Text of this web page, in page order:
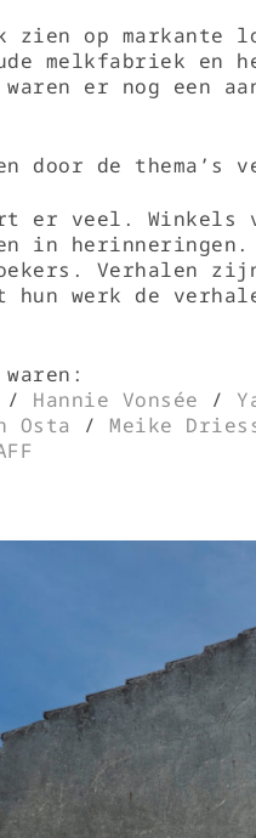
op markante
melkfabriek en
waren er nog
door de thema’s
er veel. Winkels
in herinneringen.
hun werk de
/ Hannie Vonsée /
Osta / Meike